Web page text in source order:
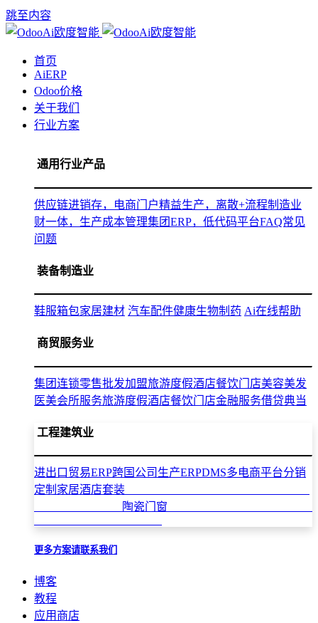
跳至内容
首页
AiERP
Odoo价格
关于我们
行业方案
通用行业产品
供应链进销存，电商门户精益生产，离散+流程制造业
财一体，生产成本管理集团ERP，低代码平台FAQ常见
问题
装备制造业
鞋服箱包家居建材 汽车配件健康生物制药 Ai在线帮助
商贸服务业
集团连锁零售批发加盟旅游度假酒店餐饮门店美容美发
医美会所服务旅游度假酒店餐饮门店金融服务借贷典当
工程建筑业
进出口贸易ERP跨国公司生产ERPDMS多电商平台分销
定制家居酒店套装
陶瓷门窗
更多方案请联系我们
博客
教程
应用商店